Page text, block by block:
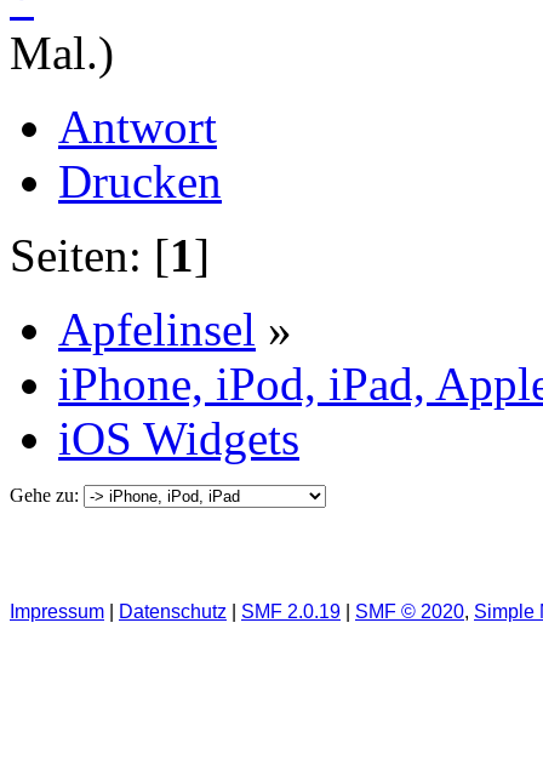
Mal.)
Antwort
Drucken
Seiten: [1]
Apfelinsel »
iPhone, iPod, iPad,
iOS Widgets
Gehe zu:
Impressum Datenschutz SMF 2.0.19 SMF © 2020, Simple